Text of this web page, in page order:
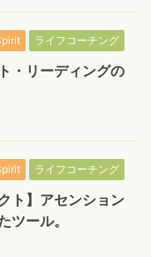
ライフコーチング
・リーディングの
ライフコーチング
ト】アセンション
ツール。